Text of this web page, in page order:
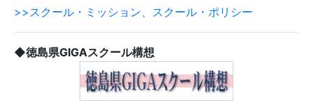
>>スクール・ミッション、スクール・ポリシー
◆徳島県GIGAスクール構想